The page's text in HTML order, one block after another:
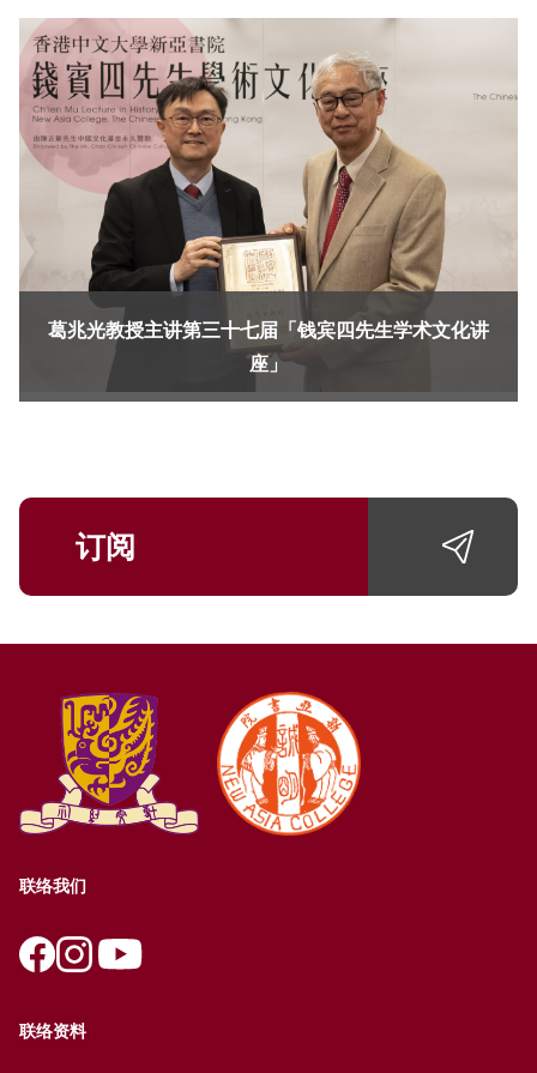
葛兆光教授主讲第三十七届「钱宾四先生学术文化讲
座」
订阅
联络我们
联络资料